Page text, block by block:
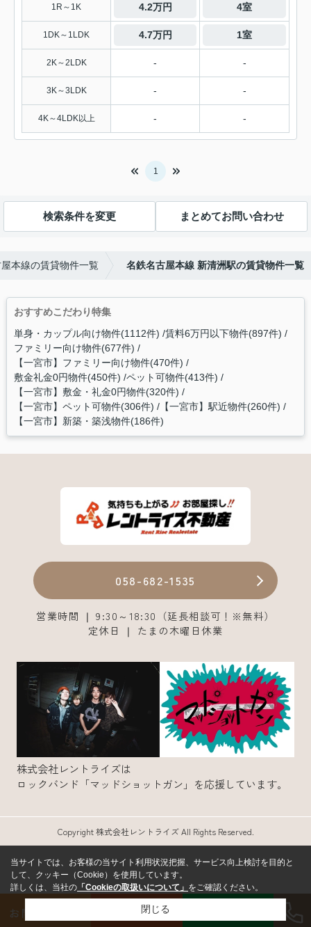
1R～1K 4.2万円 4室
1DK～1LDK 4.7万円 1室
2K～2LDK - -
3K～3LDK - -
4K～4LDK以上 - -
1
検索条件を変更 まとめてお問い合わせ
本線の賃貸物件一覧 名鉄名古屋本線 新清洲駅の賃貸物件一覧
おすすめこだわり特集
単身・カップル向け物件(1112件) 賃料6万円以下物件(897件)
ファミリー向け物件(677件)
【一宮市】ファミリー向け物件(470件)
敷金礼金0円物件(450件) ペット可物件(413件)
【一宮市】敷金・礼金0円物件(320件)
【一宮市】ペット可物件(306件) 【一宮市】駅近物件(260件)
【一宮市】新築・築浅物件(186件)
058-682-1535
営業時間 ❘ 9:30～18:30（延長相談可！※無料）
定休日 ❘ たまの木曜日休業
株式会社レントライズは
ロックバンド「マッドショットガン」を応援しています。
Copyright 株式会社レントライズ All Rights Reserved.
お問い合わせ 来店予約
当サイトでは、お客様の当サイト利用状況把握、サービス向上検討を目的と
して、クッキー（Cookie）を使用しています。
詳しくは、当社の 「Cookieの取扱いについて」 をご確認ください。
閉じる